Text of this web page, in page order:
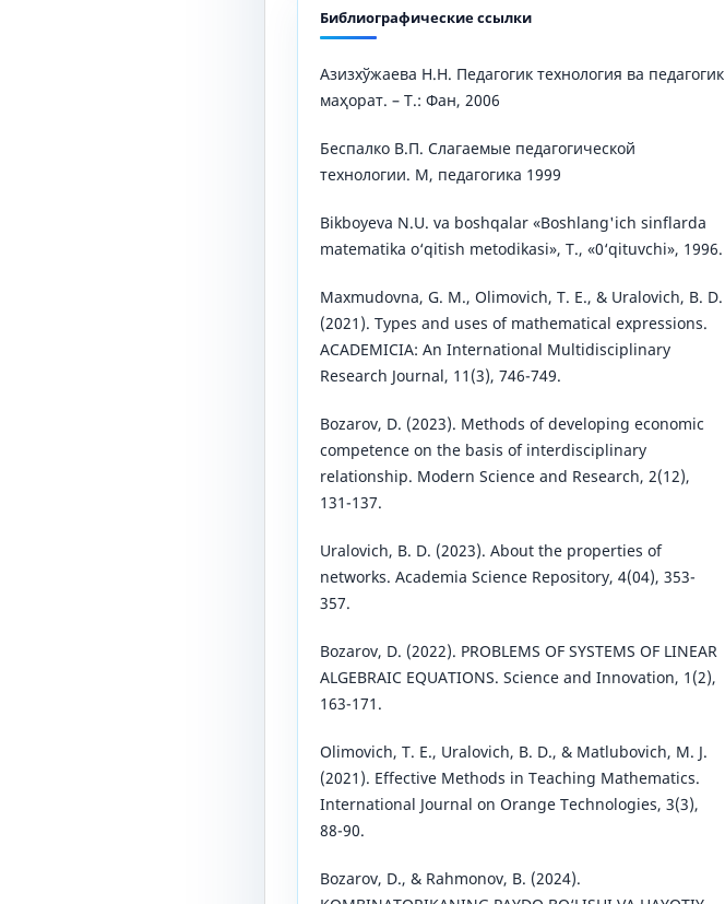
Библиографические ссылки
Азизхўжаева Н.Н. Педагогик технология ва педагогик
маҳорат. – Т.: Фан, 2006
Беспалко В.П. Слагаемые педагогической
технологии. М, педагогика 1999
Bikboyeva N.U. va boshqalar «Boshlang'ich sinflarda
matematika o‘qitish metodikasi», Т., «0‘qituvchi», 1996.
Maxmudovna, G. M., Olimovich, T. E., & Uralovich, B. D.
(2021). Types and uses of mathematical expressions.
ACADEMICIA: An International Multidisciplinary
Research Journal, 11(3), 746-749.
Bozarov, D. (2023). Methods of developing economic
competence on the basis of interdisciplinary
relationship. Modern Science and Research, 2(12),
131-137.
Uralovich, B. D. (2023). About the properties of
networks. Academia Science Repository, 4(04), 353-
357.
Bozarov, D. (2022). PROBLEMS OF SYSTEMS OF LINEAR
ALGEBRAIC EQUATIONS. Science and Innovation, 1(2),
163-171.
Olimovich, T. E., Uralovich, B. D., & Matlubovich, M. J.
(2021). Effective Methods in Teaching Mathematics.
International Journal on Orange Technologies, 3(3),
88-90.
Bozarov, D., & Rahmonov, B. (2024).